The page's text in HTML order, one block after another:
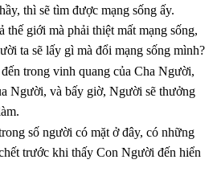
thì sẽ tìm được mạng sống ấy.
thế giới mà phải thiệt mất mạng sống,
ta sẽ lấy gì mà đổi mạng sống mình?
trong vinh quang của Cha Người,
Người, và bấy giờ, Người sẽ thưởng
số người có mặt ở đây, có những
trước khi thấy Con Người đến hiển